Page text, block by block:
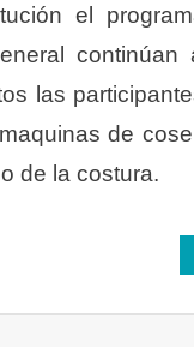
el
continúan
las
de
de la costura.